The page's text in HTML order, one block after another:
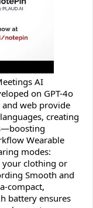
AI
on GPT-4o
and web provide
creating
Wearable
modes:
your clothing or
Smooth and
compact,
battery ensures